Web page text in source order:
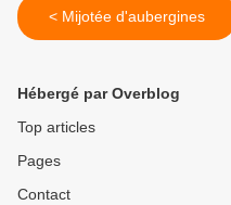
< Mijotée d'aubergines
Hébergé par Overblog
Top articles
Pages
Contact